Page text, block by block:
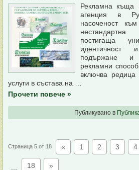
Рекламна къща
агенция в
насоченост
постигаща
идентичност
подържане и
рекламни
включва
услуги в състава на …
Прочети повече »
Публикувано в
Страница 5 от 18 « 1 2 3 4
18 »